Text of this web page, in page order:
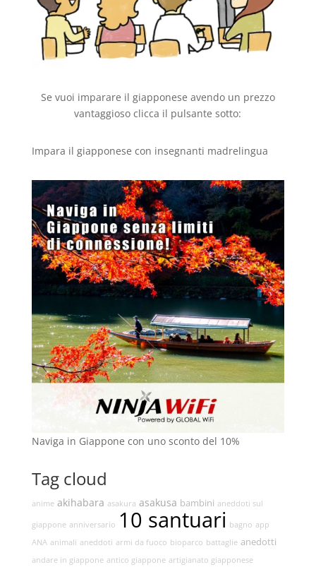
Se vuoi imparare il giapponese avendo un prezzo
vantaggioso clicca il pulsante sotto:
Impara il giapponese con insegnanti madrelingua
Naviga in Giappone con uno sconto del 10%
Tag cloud
anime akihabara asakura asakusa bambini aneddoti sul
giappone anniversario 10 santuari bagno app
ANA animali aneddoti armi da fuoco bioparco battaglie anedotti
andare in giappone antico giappone artigianato giapponese